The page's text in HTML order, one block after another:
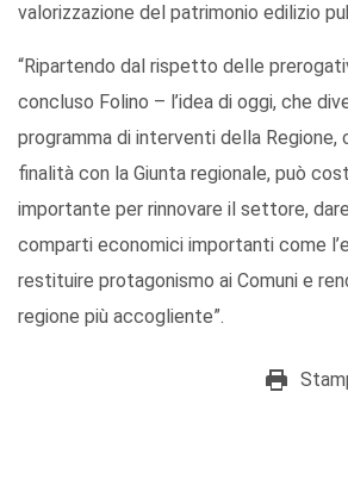
valorizzazione del patrimonio edilizio
“Ripartendo dal rispetto delle
concluso Folino – l’idea di oggi, che
programma di interventi della Regione,
finalità con la Giunta regionale, può
importante per rinnovare il settore,
comparti economici importanti come
restituire protagonismo ai Comuni e
regione più accogliente”.